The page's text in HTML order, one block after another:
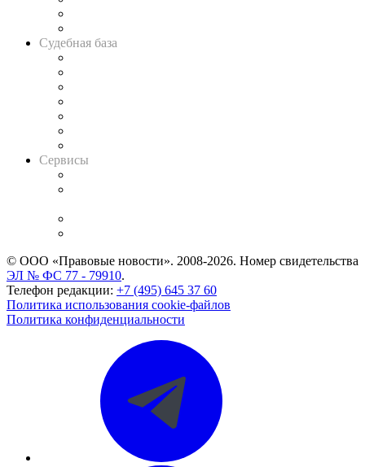
Судебная база
Сервисы
© ООО «Правовые новости». 2008-2026. Номер свидетельства
ЭЛ № ФС 77 - 79910.
Телефон редакции: +7 (495) 645 37 60
Политика использования cookie-файлов
Политика конфиденциальности